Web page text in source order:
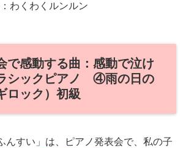
わくわくルンルン
で感動する曲：感動で泣け
シックピアノ ④雨の日の
ロック）初級
んすい」は、ピアノ発表会で、私の子